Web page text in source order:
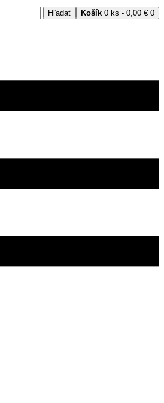
Košík 0 ks - 0,00 € 0
Hľadať